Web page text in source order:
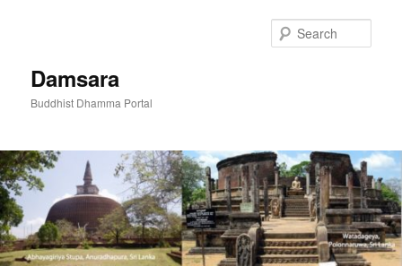
Damsara
Buddhist Dhamma Portal